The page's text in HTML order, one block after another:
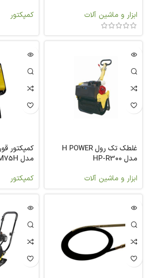
ابزار و ماشین آلات
کمپکتور
غلطک تک رول H POWER
مدل HP-R300
ابزار و ماشین آلات
مدل RM75H
کمپکتور